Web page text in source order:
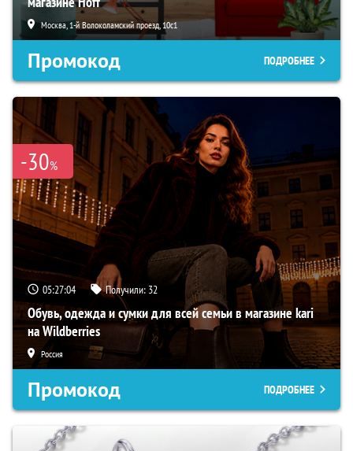
Москва, 1-й Волоколамский проезд, 10с1
Промокод ПОДРОБНЕЕ
-30%
05:27:03 Получили: 32
Обувь, одежда и сумки для всей семьи в магазине kari
на Wildberries
Россия
Промокод ПОДРОБНЕЕ